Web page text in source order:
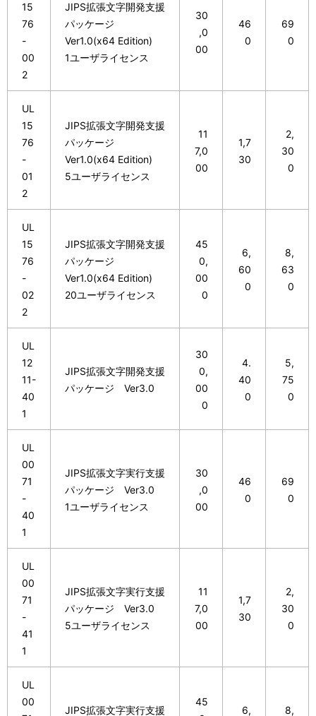
15
76
-
00
2
JIPS拡張文字開発支援
パッケージ
Ver1.0(x64 Edition)
1ユーザライセンス
30
,0
00
46
0
69
0
UL
15
76
-
01
2
JIPS拡張文字開発支援
パッケージ
Ver1.0(x64 Edition)
5ユーザライセンス
11
7,0
00
1,7
30
2,
30
0
UL
15
76
-
02
2
JIPS拡張文字開発支援
パッケージ
Ver1.0(x64 Edition)
20ユーザライセンス
45
0,
00
0
6,
60
0
8,
63
0
UL
12
11-
40
1
JIPS拡張文字開発支援
パッケージ Ver3.0
30
0,
00
0
4.
40
0
5,
75
0
UL
00
71
-
40
1
JIPS拡張文字実行支援
パッケージ Ver3.0
1ユーザライセンス
30
,0
00
46
0
69
0
UL
00
71
-
41
1
JIPS拡張文字実行支援
パッケージ Ver3.0
5ユーザライセンス
11
7,0
00
1,7
30
2,
30
0
UL
00
JIPS拡張文字実行支援
45
6, 8,